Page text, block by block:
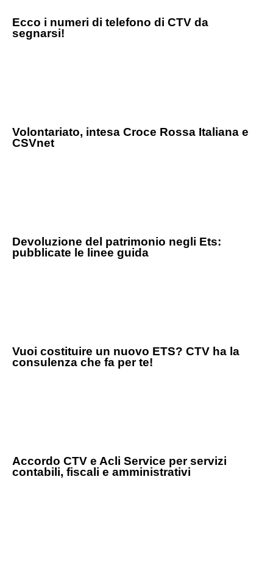
Ecco i numeri di telefono di CTV da
segnarsi!
Volontariato, intesa Croce Rossa Italiana e
CSVnet
Devoluzione del patrimonio negli Ets:
pubblicate le linee guida
Vuoi costituire un nuovo ETS? CTV ha la
consulenza che fa per te!
Accordo CTV e Acli Service per servizi
contabili, fiscali e amministrativi